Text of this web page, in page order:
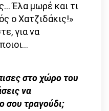
Έλα μωρέ και τι
ο Χατζιδάκις!»
για να
στο χώρο του
να
σου τραγούδι;